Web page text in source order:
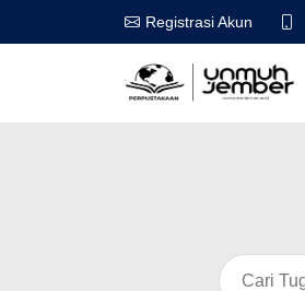
Registrasi Akun